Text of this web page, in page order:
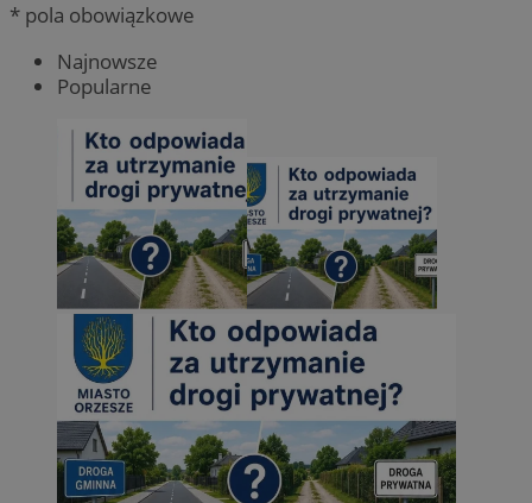
* pola obowiązkowe
Najnowsze
Popularne